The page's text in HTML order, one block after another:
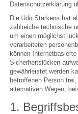
Datenschutzerklärung
Die Udo Starkens hat
zahlreiche technische
um einen möglichst
verarbeiteten
können
Sicherheitslücken
gewährleistet werden
betroffenen Person
alternativen Wegen,
1.